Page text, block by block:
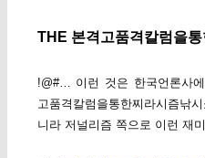
THE 본격고품격칼럼을
!@#… 이런 것은 한국언론사
고품격칼럼을통한찌라시즘낚
니라 저널리즘 쪽으로 이런 재